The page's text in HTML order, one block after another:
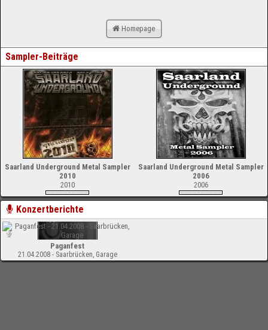
Homepage
Sampler-Beiträge
Saarland Underground Metal Sampler
2010
2010
Saarland Underground Metal Sampler
2006
2006
Konzertberichte
Paganfest
21.04.2008 - Saarbrücken, Garage